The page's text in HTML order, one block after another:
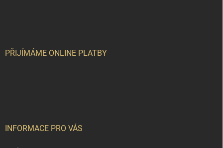
PŘIJÍMÁME ONLINE PLATBY
INFORMACE PRO VÁS